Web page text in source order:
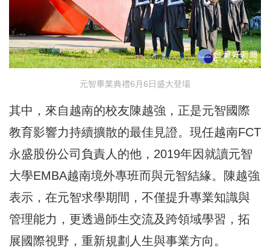
元智畢業典禮6月6日盛大登場
其中，來自越南的校友陳越強，正是元智國際
教育影響力持續擴散的最佳見證。現任越南FCT
永盛股份公司負責人的他，2019年因就讀元智
大學EMBA越南境外專班而與元智結緣。陳越強
表示，在元智求學期間，不僅提升專業知識與
管理能力，更透過師生交流及跨領域學習，拓
展國際視野，重新規劃人生與事業方向。